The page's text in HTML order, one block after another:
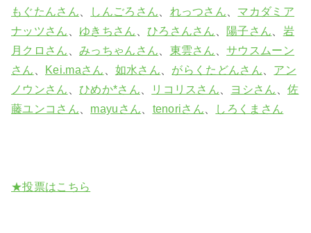
もぐたんさん しんごろさん れっつさん
マカダミア
ナッツさん
ゆきちさん ひろさんさん 陽子さん
岩
月クロさん
みっちゃんさん 東雲さん 、サウスムーン
さん
Kei.maさん 如水さん がらくたどんさん
アン
ノウンさん
ひめか*さん リコリスさん ヨシさん 、佐
藤ユンコさん
mayuさん tenoriさん しろくまさん
★投票はこちら